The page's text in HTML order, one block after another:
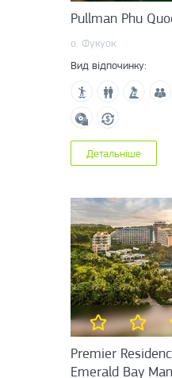
Pullman Phu
о. Фукуок
Вид відпочинку:
Детальніше
Premier
Emerald Bay